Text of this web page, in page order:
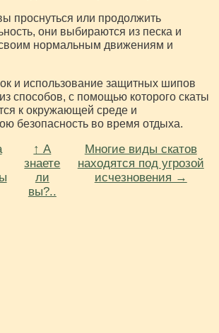
проснуться или продолжить
они выбираются из песка и
нормальным движениям и
и использование защитных шипов
способов, с помощью которого скаты
к окружающей среде и
безопасность во время отдыха.
↑ А
знаете
ли
вы?..
Многие виды скатов
находятся под угрозой
исчезновения →